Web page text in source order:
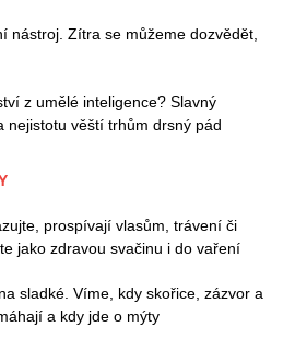
nástroj. Zítra se můžeme dozvědět,
z umělé inteligence? Slavný
nejistotu věští trhům drsný pád
prospívají vlasům, trávení či
jako zdravou svačinu i do vaření
sladké. Víme, kdy skořice, zázvor a
a kdy jde o mýty